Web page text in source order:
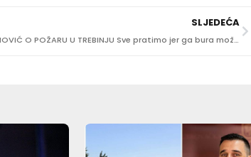
SLJEDEĆA
SIMOVIĆ O POŽARU U TREBINJU Sve pratimo jer ga bura može ‘pogurati’ prema nama